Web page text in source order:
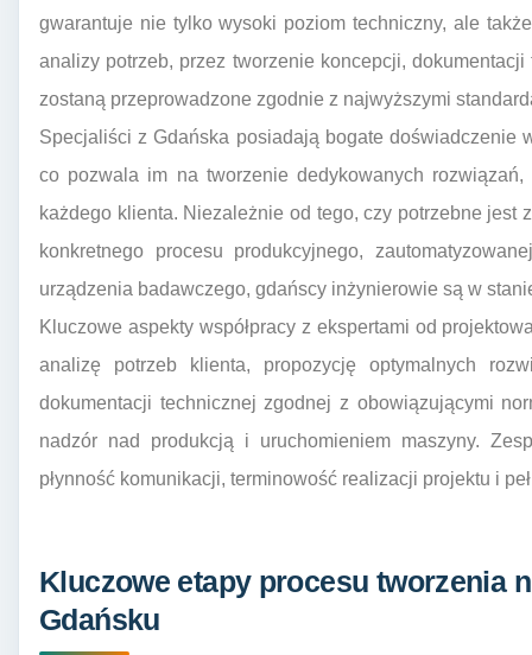
gwarantuje nie tylko wysoki poziom techniczny, ale
analizy potrzeb, przez tworzenie koncepcji,
zostaną przeprowadzone zgodnie z najwyższymi
Specjaliści z Gdańska posiadają bogate doświadczenie
co pozwala im na tworzenie dedykowanych
każdego klienta. Niezależnie od tego, czy potrzebne jest
konkretnego procesu produkcyjnego,
urządzenia badawczego, gdańscy inżynierowie są w
Kluczowe aspekty współpracy z ekspertami od
analizę potrzeb klienta, propozycję optymalnych
dokumentacji technicznej zgodnej z obowiązującymi
nadzór nad produkcją i uruchomieniem maszyny.
płynność komunikacji, terminowość realizacji projektu i
Kluczowe etapy procesu tworzenia
Gdańsku